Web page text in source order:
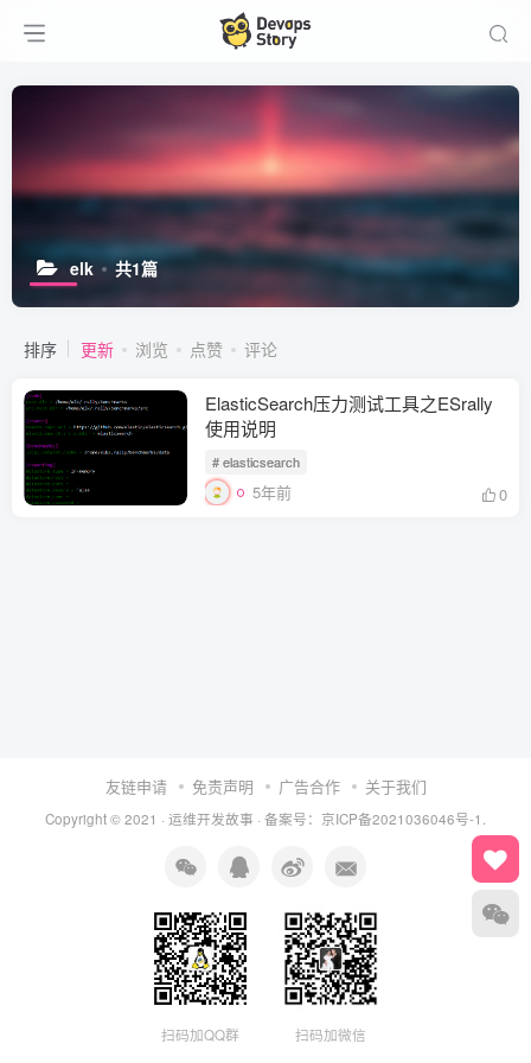
elk 共1篇
排序 更新 浏览 点赞 评论
ElasticSearch压力测试工具之ESrally
使用说明
# elasticsearch
5年前 0
友链申请 免责声明 广告合作 关于我们
Copyright © 2021 · 运维开发故事 · 备案号：京ICP备2021036046号-1.
扫码加QQ群 扫码加微信